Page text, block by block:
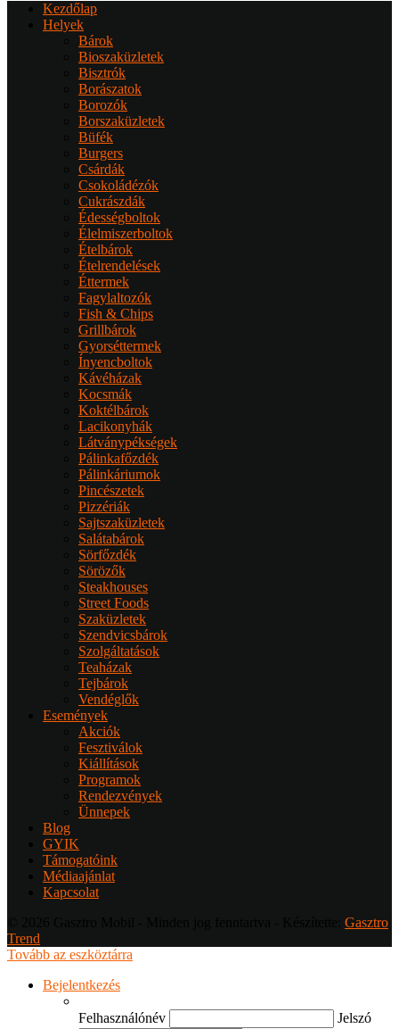
Kezdőlap
Helyek
Bárok
Bioszaküzletek
Bisztrók
Borászatok
Borozók
Borszaküzletek
Büfék
Burgers
Csárdák
Csokoládézók
Cukrászdák
Édességboltok
Élelmiszerboltok
Ételbárok
Ételrendelések
Éttermek
Fagylaltozók
Fish & Chips
Grillbárok
Gyorséttermek
Ínyencboltok
Kávéházak
Kocsmák
Koktélbárok
Lacikonyhák
Látványpékségek
Pálinkafőzdék
Pálinkáriumok
Pincészetek
Pizzériák
Sajtszaküzletek
Salátabárok
Sörfőzdék
Sörözők
Steakhouses
Street Foods
Szaküzletek
Szendvicsbárok
Szolgáltatások
Teaházak
Tejbárok
Vendéglők
Események
Akciók
Fesztiválok
Kiállítások
Programok
Rendezvények
Ünnepek
Blog
GYIK
Támogatóink
Médiaajánlat
Kapcsolat
Gasztro
Trend
Tovább az eszköztárra
Bejelentkezés
Felhasználónév Jelszó